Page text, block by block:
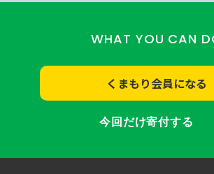
WHAT YOU CAN
くまもり会員になる
今回だけ寄付する